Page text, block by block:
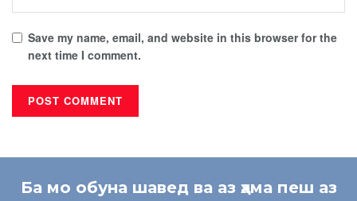
Save my name, email, and website in this browser for the
next time I comment.
Ба мо обуна шавед ва аз ҳама пеш аз